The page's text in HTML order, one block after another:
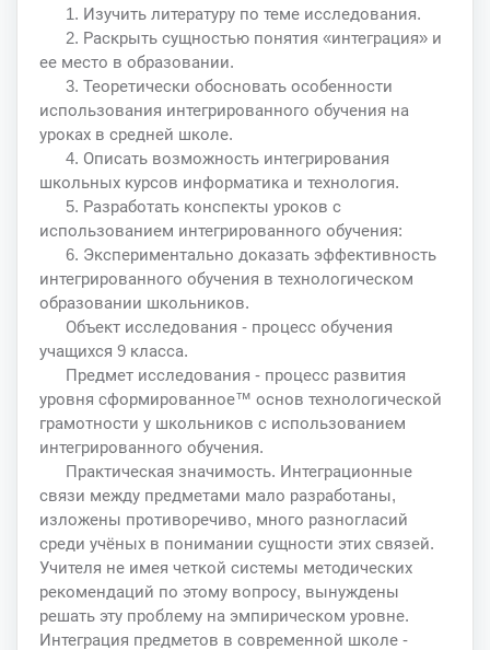
1. Изучить литературу по теме исследования.
2. Раскрыть сущностью понятия «интеграция» и
ее место в образовании.
3. Теоретически обосновать особенности
использования интегрированного обучения на
уроках в средней школе.
4. Описать возможность интегрирования
школьных курсов информатика и технология.
5. Разработать конспекты уроков с
использованием интегрированного обучения:
6. Экспериментально доказать эффективность
интегрированного обучения в технологическом
образовании школьников.
Объект исследования - процесс обучения
учащихся 9 класса.
Предмет исследования - процесс развития
уровня сформированное™ основ технологической
грамотности у школьников с использованием
интегрированного обучения.
Практическая значимость. Интеграционные
связи между предметами мало разработаны,
изложены противоречиво, много разногласий
среди учёных в понимании сущности этих связей.
Учителя не имея четкой системы методических
рекомендаций по этому вопросу, вынуждены
решать эту проблему на эмпирическом уровне.
Интеграция предметов в современной школе -